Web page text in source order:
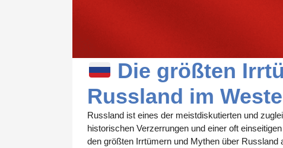
Die größten
Russland im
Russland ist eines der meistdiskutierten und
historischen Verzerrungen und einer oft
den größten Irrtümern und Mythen über Russland